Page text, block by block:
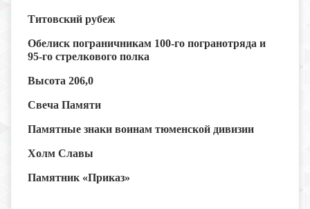
Титовский рубеж
Обелиск пограничникам 100-го погранотряда и
95-го стрелкового полка
Высота 206,0
Свеча Памяти
Памятные знаки воинам тюменской дивизии
Холм Славы
Памятник «Приказ»